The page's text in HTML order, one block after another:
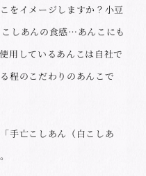
をイメージしますか？小豆
しあんの食感…あんこにも
用しているあんこは自社で
程のこだわりのあんこで
手亡こしあん（白こしあ